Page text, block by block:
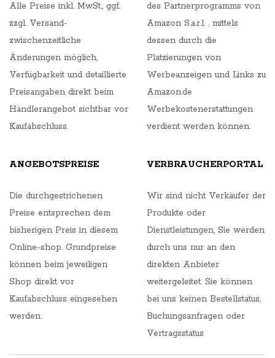
Alle Preise inkl. MwSt., ggf.
zzgl. Versand-
zwischenzeitliche
Änderungen möglich,
Verfügbarkeit und detaillierte
Preisangaben direkt beim
Händlerangebot sichtbar vor
Kaufabschluss.
des Partnerprogramms von
Amazon S.a.r.l. , mittels
dessen durch die
Platzierungen von
Werbeanzeigen und Links zu
Amazon.de
Werbekostenerstattungen
verdient werden können.
ANGEBOTSPREISE
Die durchgestrichenen
Preise entsprechen dem
bisherigen Preis in diesem
Online-shop. Grundpreise
können beim jeweiligen
Shop direkt vor
Kaufabschluss eingesehen
werden.
VERBRAUCHERPORTAL
Wir sind nicht Verkäufer der
Produkte oder
Dienstleistungen, Sie werden
durch uns nur an den
direkten Anbieter
weitergeleitet. Sie können
bei uns keinen Bestellstatus,
Buchungsanfragen oder
Vertragsstatus